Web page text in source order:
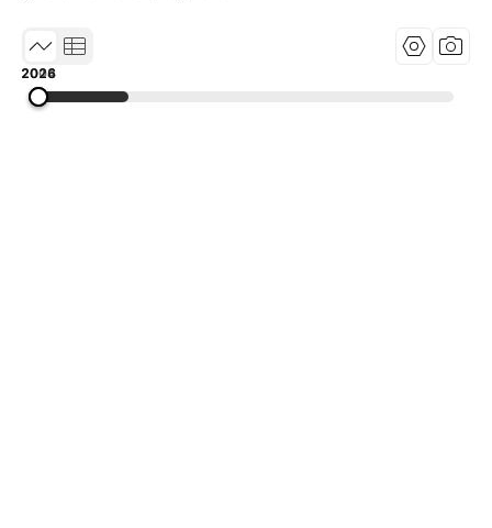
2003
2014
2026